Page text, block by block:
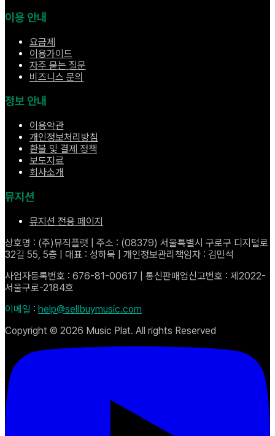
이용 안내
요금제
이용가이드
자주 묻는 질문
비즈니스 문의
정보 안내
이용약관
개인정보처리방침
환불 및 결제 정책
보도자료
회사소개
뮤지션
뮤지션 전용 페이지
상호명 : (주)뮤직플랫 | 주소 : (08379) 서울특별시 구로구 디지털로
32길 55, 5층 | 대표 : 성하묵 | 개인정보관리책임자 : 김민석
사업자등록번호 : 676-81-00617 | 통신판매업신고번호 : 제2022-
서울구로-2184호
이메일 : help@sellbuymusic.com
Copyright © 2026 Music Plat. All rights Reserved